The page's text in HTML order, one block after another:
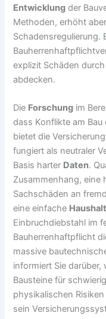
Entwicklung der
Methoden, erhöht
Schadensregulierung.
explizit Schäden
abdecken.
Die Forschung im
dass Konflikte am
bietet die
fungiert als neutraler
Basis harter Daten.
Zusammenhang, eine
Sachschäden an
eine einfache
Einbruchdiebstahl im
Bauherrenhaftpflicht
massive
informiert Sie darüber,
Bausteine für
physikalischen
sein